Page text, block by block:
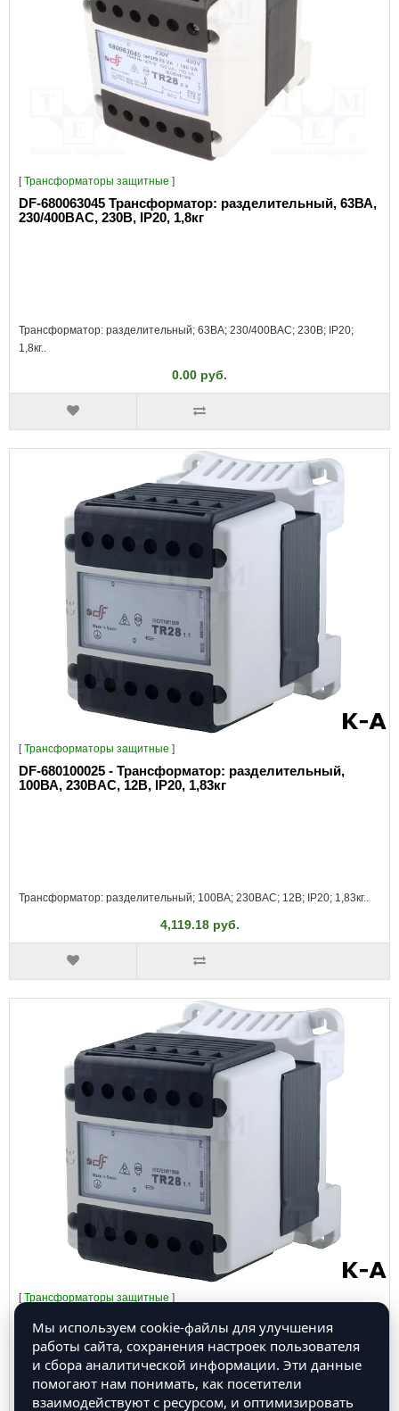
[Трансформаторы защитные ]
DF-680063045 Трансформатор: разделительный, 63ВА,
230/400ВAC, 230В, IP20, 1,8кг
Трансформатор: разделительный; 63ВА; 230/400ВAC; 230В; IP20;
1,8кг..
0.00 руб.
[Трансформаторы защитные ]
DF-680100025 - Трансформатор: разделительный,
100ВА, 230ВAC, 12В, IP20, 1,83кг
Трансформатор: разделительный; 100ВА; 230ВAC; 12В; IP20; 1,83кг..
4,119.18 руб.
[Трансформаторы защитные ]
DF-680100026 - Трансформатор: разделительный,
100ВА, 230ВAC, 24В, IP20, 1,83кг
Мы используем cookie-файлы для улучшения
работы сайта, сохранения настроек пользователя
и сбора аналитической информации. Эти данные
помогают нам понимать, как посетители
взаимодействуют с ресурсом, и оптимизировать